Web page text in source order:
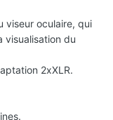
viseur oculaire, qui
visualisation du
2xXLR.